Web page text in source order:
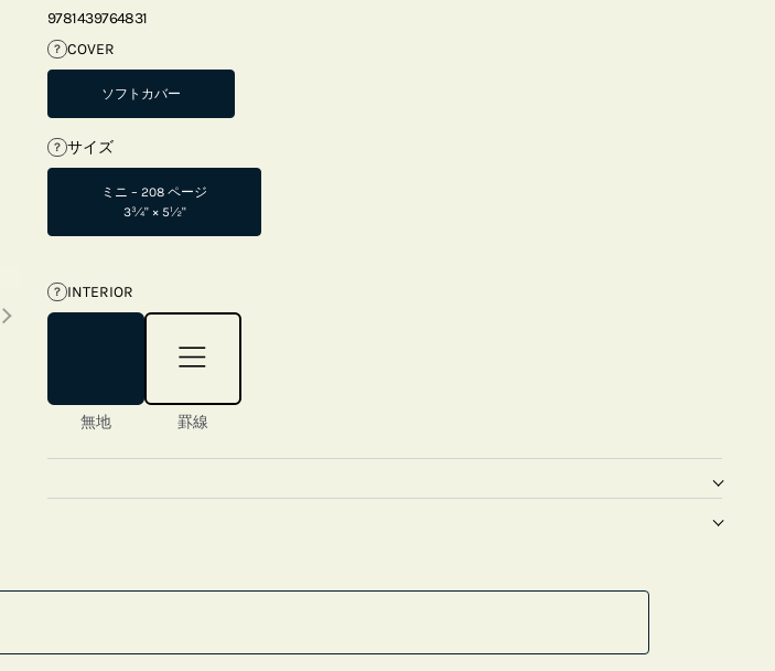
Next thumbnails
9781439764831
? COVER
ソフトカバー
? サイズ
ミニ – 208 ページ
3¾" × 5½"
? INTERIOR
無地 罫線